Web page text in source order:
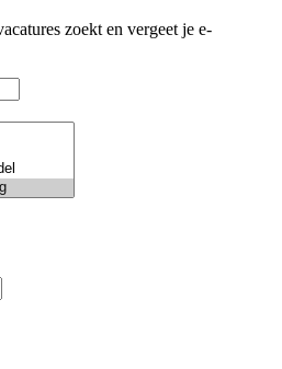
zoekt en vergeet je e-